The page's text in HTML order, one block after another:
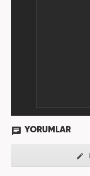
YORUMLAR